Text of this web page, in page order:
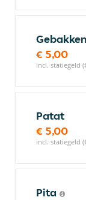
€ 5,00
incl. statiegeld
Patat
€ 5,00
incl. statiegeld
Pita